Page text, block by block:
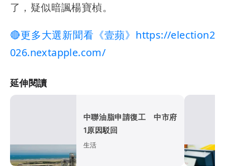
了，疑似暗諷楊寶楨。
🔴更多大選新聞看《壹蘋》https://election2
026.nextapple.com/
延伸閱讀
中聯油脂申請復工 中市府
1原因駁回
生活